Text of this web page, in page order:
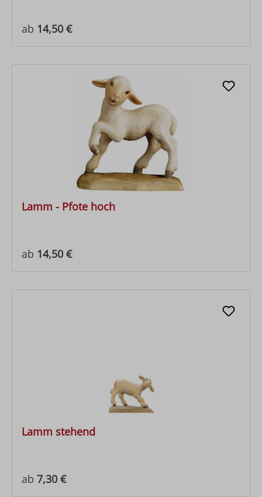
Regulärer Preis:
ab 14,50 €
Lamm - Pfote hoch
Regulärer Preis:
ab 14,50 €
Lamm stehend
Regulärer Preis:
ab 7,30 €